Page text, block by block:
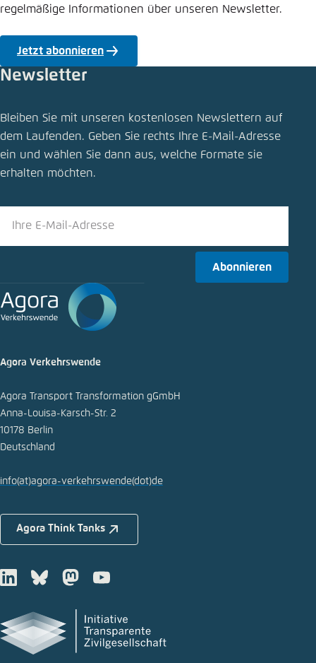
regelmäßige Informationen über unseren Newsletter.
Jetzt abonnieren
Neue Büroräume: Drei Klimainitiativen rücken
zusammen
Schliessen
In die Zwischenablage kopieren
Newsletter
Bleiben Sie mit unseren kostenlosen Newslettern auf
dem Laufenden. Geben Sie rechts Ihre E-Mail-Adresse
ein und wählen Sie dann aus, welche Formate sie
erhalten möchten.
Abonnieren
Agora Verkehrswende
Agora Transport Transformation gGmbH
Anna-Louisa-Karsch-Str. 2
10178 Berlin
Deutschland
info(at)agora-verkehrswende(dot)de
Agora Think Tanks
LinkedInBlueskyMastodonYoutube
Einstellung für diese Webseite im Browser
speichern